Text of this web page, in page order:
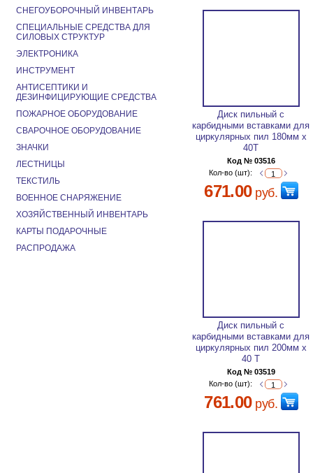
Диск пильный с
карбидными вставками для
циркулярных пил 180мм х
40Т
Код № 03516
Кол-во (шт):
671.00руб.
Диск пильный с
карбидными вставками для
циркулярных пил 200мм х
40 Т
Код № 03519
Кол-во (шт):
761.00руб.
СНЕГОУБОРОЧНЫЙ ИНВЕНТАРЬ
СПЕЦИАЛЬНЫЕ СРЕДСТВА ДЛЯ
СИЛОВЫХ СТРУКТУР
ЭЛЕКТРОНИКА
ИНСТРУМЕНТ
АНТИСЕПТИКИ И
ДЕЗИНФИЦИРУЮЩИЕ СРЕДСТВА
ПОЖАРНОЕ ОБОРУДОВАНИЕ
СВАРОЧНОЕ ОБОРУДОВАНИЕ
ЗНАЧКИ
ЛЕСТНИЦЫ
ТЕКСТИЛЬ
ВОЕННОЕ СНАРЯЖЕНИЕ
ХОЗЯЙСТВЕННЫЙ ИНВЕНТАРЬ
КАРТЫ ПОДАРОЧНЫЕ
РАСПРОДАЖА